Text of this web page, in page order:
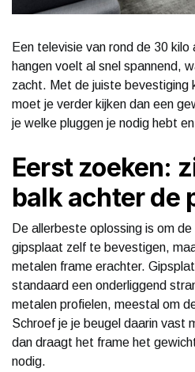
Een televisie van rond de 30
hangen voelt al snel spannend,
zacht. Met de juiste bevestiging
moet je verder kijken dan een
je welke pluggen je nodig hebt
Eerst zoeken:
balk achter de
De allerbeste oplossing is om
gipsplaat zelf te bevestigen,
metalen frame erachter.
standaard een onderliggend
metalen profielen, meestal om
Schroef je je beugel daarin vast
dan draagt het frame het
nodig.